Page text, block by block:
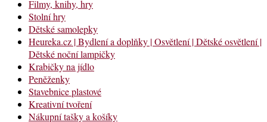
Filmy, knihy, hry
Stolní hry
Dětské samolepky
Heureka.cz | Bydlení a doplňky | Osvětlení | Dětské osvětlení |
Dětské noční lampičky
Krabičky na jídlo
Peněženky
Stavebnice plastové
Kreativní tvoření
Nákupní tašky a košíky